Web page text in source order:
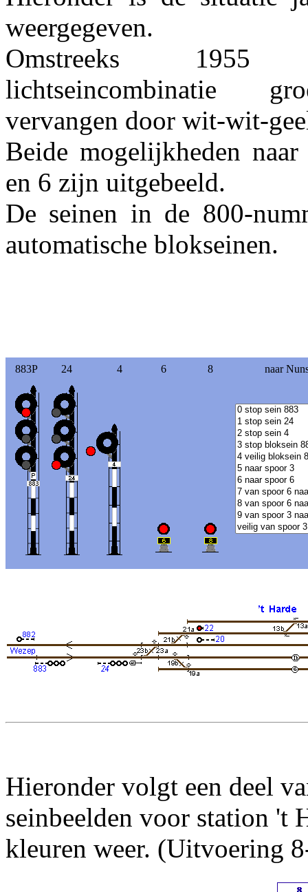
weergegeven.
Omstreeks
lichtseincombinatie
vervangen door wit-wit-
Beide mogelijkheden
en 6 zijn uitgebeeld.
De seinen in de 800-
automatische blokseinen.
883P 24 4 6 8 naar
Hieronder volgt een deel
seinbeelden voor station 't
kleuren weer. (Uitvoering